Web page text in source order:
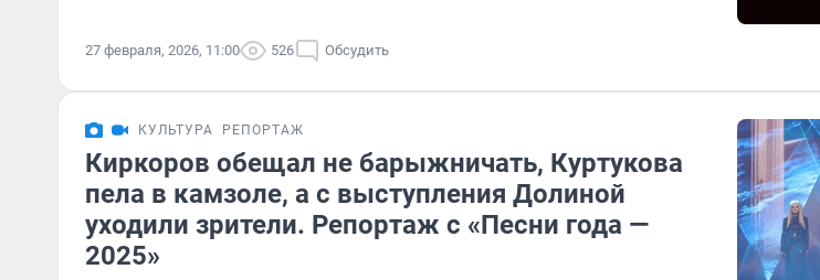
27 февраля, 2026, 11:00 526 Обсудить
КУЛЬТУРА РЕПОРТАЖ
Киркоров обещал не барыжничать, Куртукова
пела в камзоле, а с выступления Долиной
уходили зрители. Репортаж с «Песни года —
2025»